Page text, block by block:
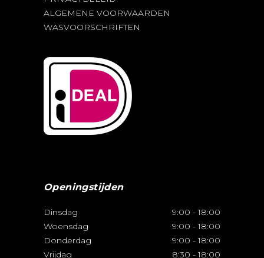
ALGEMENE VOORWAARDEN
WASVOORSCHRIFTEN
Openingstijden
Dinsdag 9:00 - 18:00
Woensdag
9:00 - 18:00
Donderdag
9:00 - 18:00
Vrijdag
8:30 - 18:00